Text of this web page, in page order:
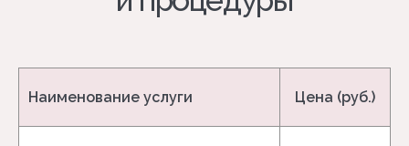
Наименование услуги Цена (руб.)